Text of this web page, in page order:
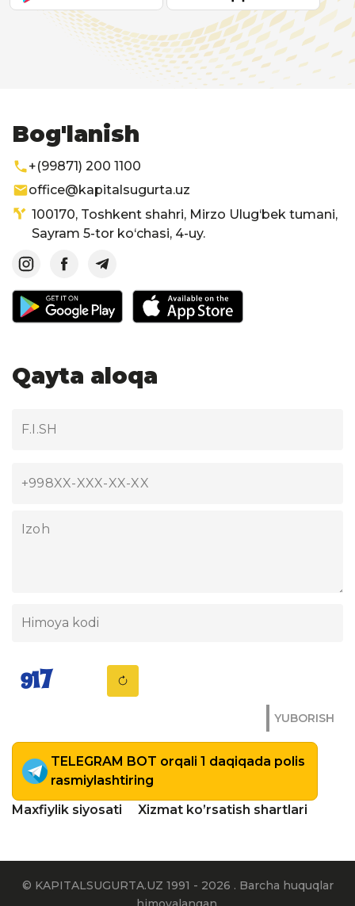
Bog'lanish
+(99871) 200 1100
office@kapitalsugurta.uz
100170, Toshkent shahri, Mirzo Ulug‘bek tumani,
Sayram 5-tor ko‘chasi, 4-uy.
Qayta aloqa
YUBORISH
TELEGRAM BOT orqali 1 daqiqada polis
rasmiylashtiring
Maxfiylik siyosati
Xizmat ko’rsatish shartlari
© KAPITALSUGURTA.UZ 1991 - 2026 . Barcha huquqlar